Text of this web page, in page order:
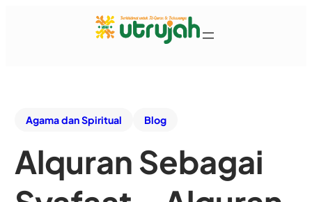
Agama dan Spiritual Blog
Alquran Sebagai